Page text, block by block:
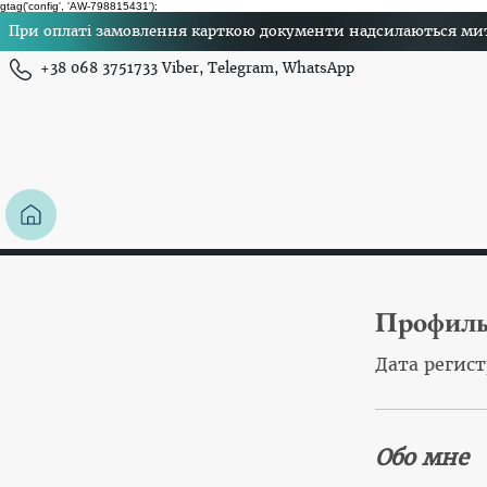
gtag('config', 'AW-798815431');
При оплаті замовлення карткою документи надсилаються
+38 068 3751733 Viber, Telegram, WhatsApp
Дата
Обо мне